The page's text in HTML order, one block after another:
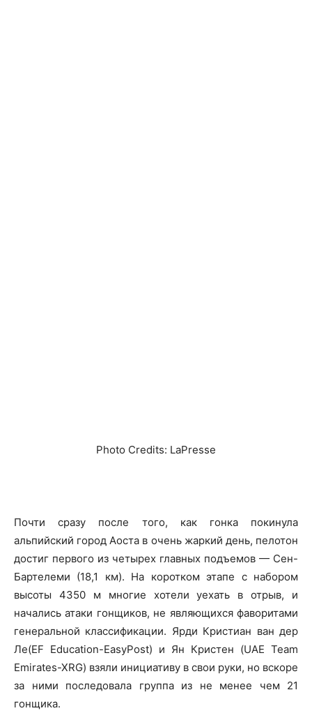
Photo Credits: LaPresse
Почти сразу после того, как гонка покинула
альпийский город Аоста в очень жаркий день, пелотон
достиг первого из четырех главных подъемов — Сен-
Бартелеми (18,1 км). На коротком этапе с набором
высоты 4350 м многие хотели уехать в отрыв, и
начались атаки гонщиков, не являющихся фаворитами
генеральной классификации. Ярди Кристиан ван дер
Ле(EF Education-EasyPost) и Ян Кристен (UAE Team
Emirates-XRG) взяли инициативу в свои руки, но вскоре
за ними последовала группа из не менее чем 21
гонщика.